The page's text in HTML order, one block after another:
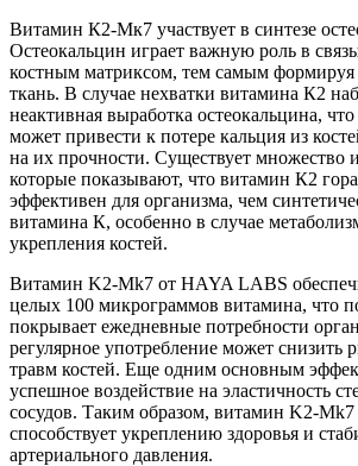
Витамин К2-Мк7 участвует в синтезе
Остеокальцин играет важную роль в
костным матриксом, тем самым
ткань. В случае нехватки витамина К2
неактивная выработка остеокальцина,
может привести к потере кальция из
на их прочности. Существует множество
которые показывают, что витамин К2
эффективен для организма, чем
витамина К, особенно в случае
укрепления костей.
Витамин K2-Mk7 от HAYA LABS
целых 100 микрограммов витамина, что
покрывает ежедневные потребности
регулярное употребление может снизить
травм костей. Еще одним основным
успешное воздействие на эластичность
сосудов. Таким образом, витамин K2-
способствует укреплению здоровья и
артериального давления.